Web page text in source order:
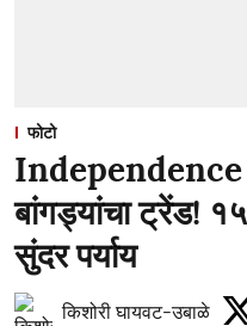
फोटो
Independence
बांगड्यांचा ट्रेंड!
सुंदर पर्याय
किशोरी घायवट-उबाळे